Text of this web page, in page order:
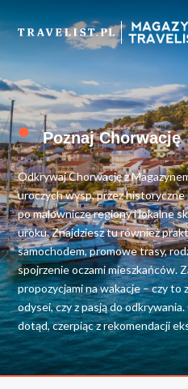
• Poznaj Chorwację
Odkrywaj Chorwację z
uroczych wysp, przez
po malownicze regiony i lokalne
uroku. Znajdziesz tu również
samochodem, promowe trasy,
spojrzenie oczami mieszkańców.
propozycjami na wakacje – czy to
odysei, czy z pasją do
dotąd, czerpiąc z rekomendacji